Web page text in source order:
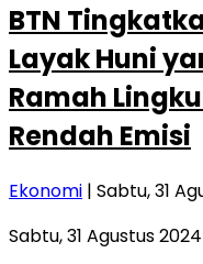
BTN
Layak Huni
Ramah
Rendah Emisi
Ekonomi | Sabtu, 31
Sabtu, 31 Agustus